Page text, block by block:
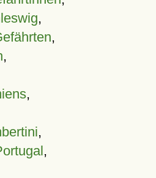
,
,
,
,
,
,